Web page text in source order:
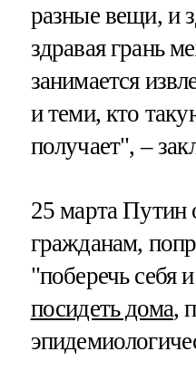
разные вещи, и
здравая грань
занимается
и теми, кто
получает", –
25 марта Путин
гражданам,
"поберечь себя
посидеть дома,